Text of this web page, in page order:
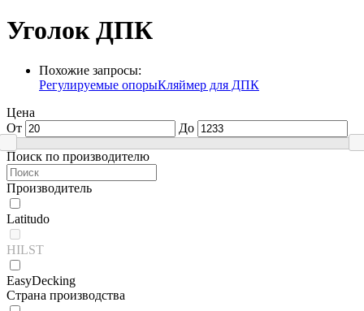
Уголок ДПК
Похожие запросы:
Регулируемые опорыКляймер для ДПК
Цена
От
До
Поиск по производителю
Производитель
Latitudo
HILST
EasyDecking
Страна производства